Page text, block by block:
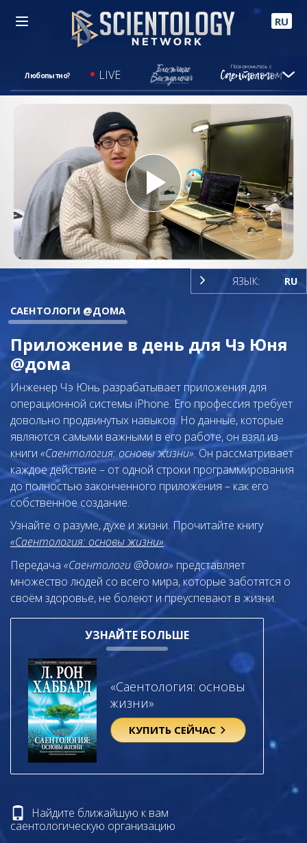
RU
Любопытно? LIVE
Play
Video
ЯЗЫК: RU
САЕНТОЛОГИ @ДОМА
Приложение в день для Чэ Юня
@дома
Инженер Чэ Юнь разрабатывает приложения для
операционной системы iPhone. Его профессия требует
довольно продвинутых навыков. Но данные, которые
являются самыми важными в его работе, он взял из
книги «Саентология: основы жизни». Он рассматривает
каждое действие – от одной строки программирования
до полностью законченного приложения – как его
собственное создание.
Узнайте о разуме, духе и жизни. Прочитайте книгу
«Саентология: основы жизни».
Передача «Саентологи @дома» представляет
множество людей со всего мира, которые заботятся о
своём здоровье, не болеют и преуспевают в жизни.
УЗНАЙТЕ БОЛЬШЕ
«Саентология: основы
жизни»
КУПИТЬ СЕЙЧАС
Найдите ближайшую к вам
саентологическую организацию